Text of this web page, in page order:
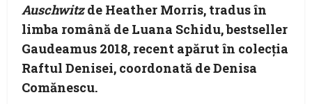
Auschwitzde Heather Morris, tradus în
limba română de Luana Schidu, bestseller
Gaudeamus 2018, recent apărut în colecția
Raftul Denisei, coordonată de Denisa
Comănescu.